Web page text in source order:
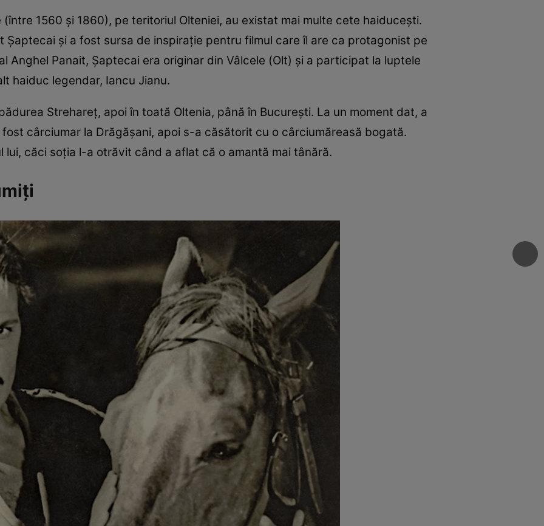
1560 şi 1860), pe teritoriul Olteniei, au existat mai multe cete haiduceşti.
Şaptecai şi a fost sursa de inspiraţie pentru filmul care îl are ca protagonist pe
Anghel Panait, Şaptecai era originar din Vâlcele (Olt) şi a participat la luptele
haiduc legendar, Iancu Jianu.
Strehareţ, apoi în toată Oltenia, până în Bucureşti. La un moment dat, a
cârciumar la Drăgăşani, apoi s-a căsătorit cu o cârciumăreasă bogată.
lui, căci soţia l-a otrăvit când a aflat că o amantă mai tânără.